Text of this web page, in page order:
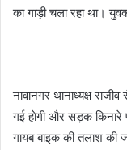
का गाड़ी चला रहा था।
नावानगर थानाध्यक्ष
गई हाेगी और सड़क
गायब बाइक की तलाश की